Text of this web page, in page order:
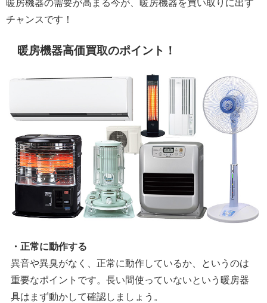
暖房機器の需要が高まる今が、暖房機器を買い取りに出す
チャンスです！
暖房機器高価買取のポイント！
・正常に動作する
異音や異臭がなく、正常に動作しているか、というのは
重要なポイントです。長い間使っていないという暖房器
具はまず動かして確認しましょう。